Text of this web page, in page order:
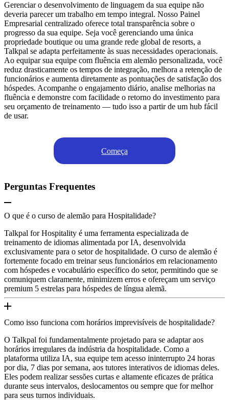
Gerenciar o desenvolvimento de linguagem da sua equipe não
deveria parecer um trabalho em tempo integral. Nosso Painel
Empresarial centralizado oferece total transparência sobre o
progresso da sua equipe. Seja você gerenciando uma única
propriedade boutique ou uma grande rede global de resorts, a
Talkpal se adapta perfeitamente às suas necessidades operacionais.
Ao equipar sua equipe com fluência em alemão personalizada, você
reduz drasticamente os tempos de integração, melhora a retenção de
funcionários e aumenta diretamente as pontuações de satisfação dos
hóspedes. Acompanhe o engajamento diário, analise melhorias na
fluência e demonstre com facilidade o retorno do investimento para
seu orçamento de treinamento — tudo isso a partir de um hub fácil
de usar.
Começa
Perguntas Frequentes
O que é o curso de alemão para Hospitalidade?
Talkpal for Hospitality é uma ferramenta especializada de
treinamento de idiomas alimentada por IA, desenvolvida
exclusivamente para o setor de hospitalidade. O curso de alemão é
fortemente focado em treinar seus funcionários em relacionamento
com hóspedes e vocabulário específico do setor, permitindo que se
comuniquem claramente, minimizem erros e ofereçam um serviço
premium 5 estrelas para hóspedes de língua alemã.
Como isso funciona com horários imprevisíveis de hospitalidade?
O Talkpal foi fundamentalmente projetado para se adaptar aos
horários irregulares da indústria da hospitalidade. Como a
plataforma utiliza IA, sua equipe tem acesso ininterrupto 24 horas
por dia, 7 dias por semana, aos tutores interativos de idiomas deles.
Eles podem realizar sessões curtas e altamente eficazes de prática
durante seus intervalos, deslocamentos ou sempre que for melhor
para seus turnos individuais.